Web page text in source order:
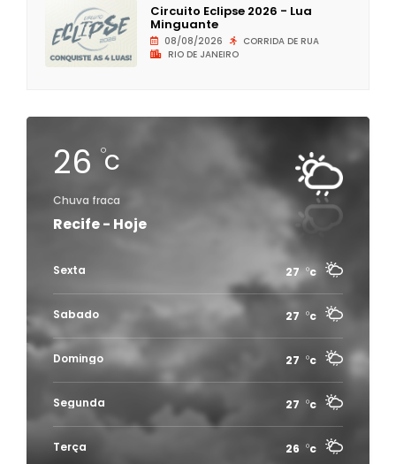
Circuito Eclipse 2026 - Lua
Minguante
08/08/2026
CORRIDA DE RUA
RIO DE JANEIRO
26 c
Chuva fraca
Recife - Hoje
Sexta 27 c
Sabado 27 c
Domingo 27 c
Segunda 27 c
Terça 26 c